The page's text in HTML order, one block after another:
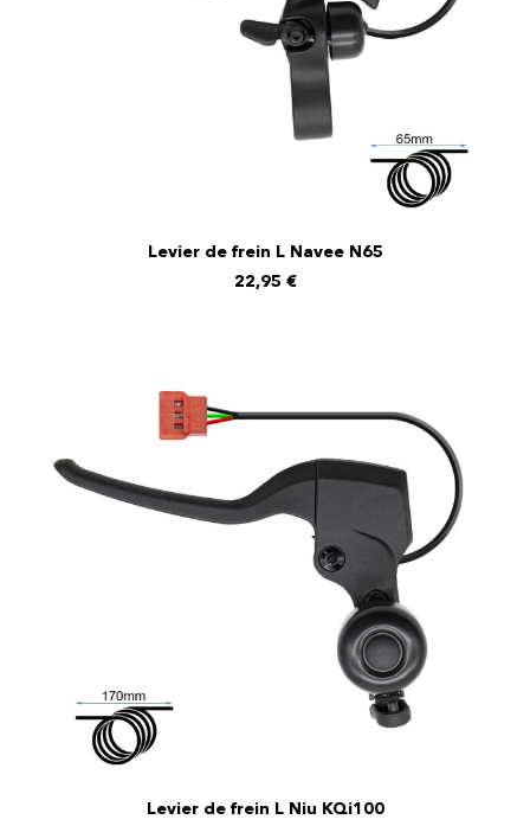
Levier de frein L Navee N65
22,95 €
Levier de frein L Niu KQi100